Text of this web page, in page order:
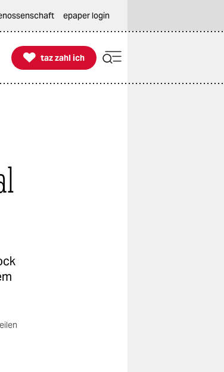
epaper login

taz zahl ich
taz zahl ich